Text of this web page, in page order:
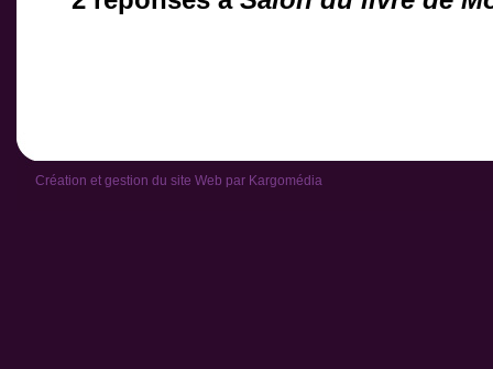
Création et gestion du site Web par Kargomédia